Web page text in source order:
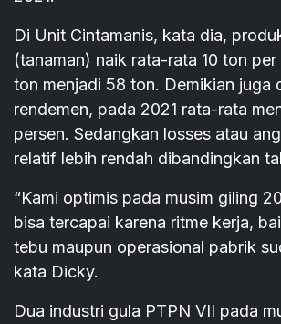
Di Unit Cintamanis, kata dia,
(tanaman) naik rata-rata 10 ton
ton menjadi 58 ton. Demikian juga
rendemen, pada 2021 rata-rata
persen. Sedangkan losses atau
relatif lebih rendah dibandingkan
“Kami optimis pada musim giling
bisa tercapai karena ritme kerja,
tebu maupun operasional pabrik
kata Dicky.
Dua industri gula PTPN VII pada